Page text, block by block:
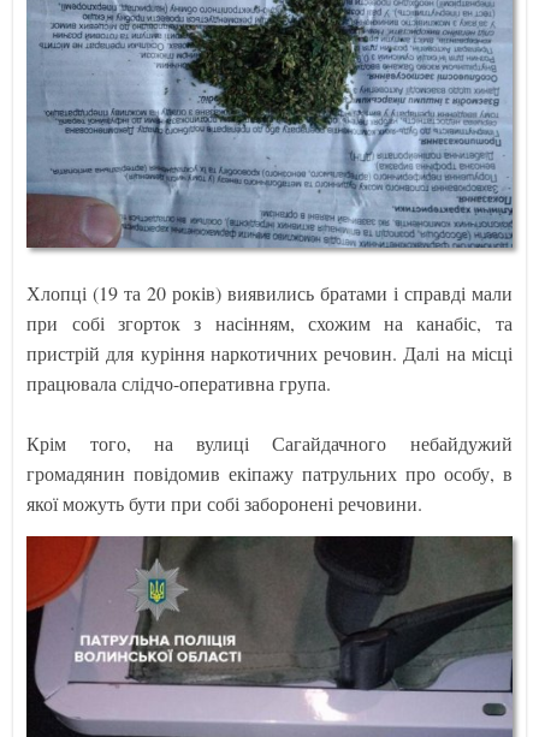
Хлопці (19 та 20 років) виявились братами і справді мали
при собі згорток з насінням, схожим на канабіс, та
пристрій для куріння наркотичних речовин. Далі на місці
працювала слідчо-оперативна група.
Крім того, на вулиці Сагайдачного небайдужий
громадянин повідомив екіпажу патрульних про особу, в
якої можуть бути при собі заборонені речовини.